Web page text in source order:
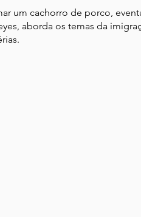
um cachorro de porco,
aborda os temas da